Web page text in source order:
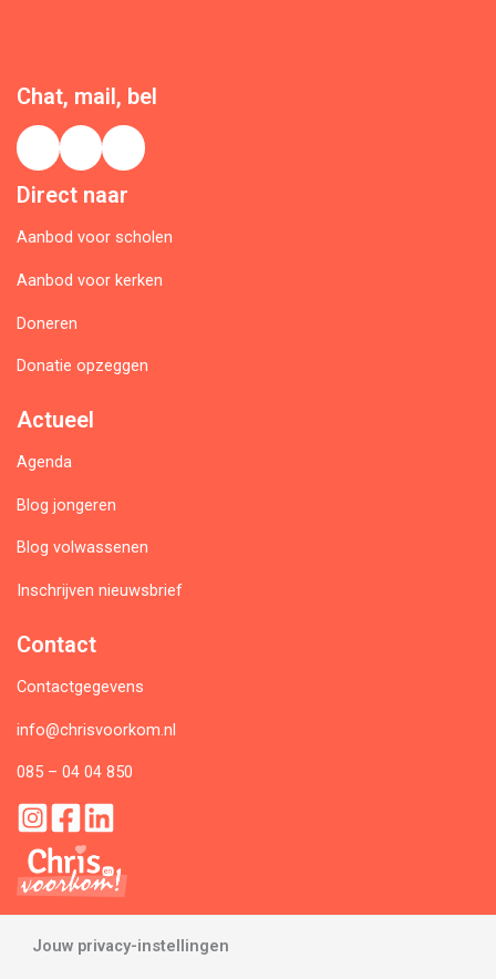
Chat, mail, bel
Direct naar
Aanbod voor scholen
Aanbod voor kerken
Doneren
Donatie opzeggen
Actueel
Agenda
Blog jongeren
Blog volwassenen
Inschrijven nieuwsbrief
Contact
Contactgegevens
info@chrisvoorkom.nl
085 – 04 04 850
Jouw privacy-instellingen